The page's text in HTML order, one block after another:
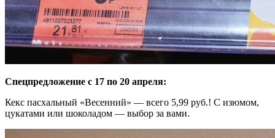
Спецпредложение с 17 по 20 апреля:
Кекс пасхальный «Весенний» — всего 5,99 руб.! С изюмом,
цукатами или шоколадом — выбор за вами.